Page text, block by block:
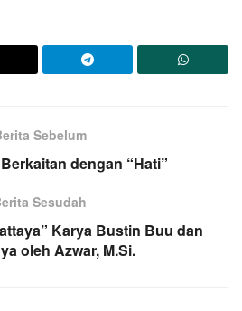
Sebelum
dengan “Hati”
Sesudah
Karya Bustin Buu dan
oleh Azwar, M.Si.